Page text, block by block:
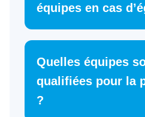
équipes en cas
Quelles équipes
qualifiées pour la
?